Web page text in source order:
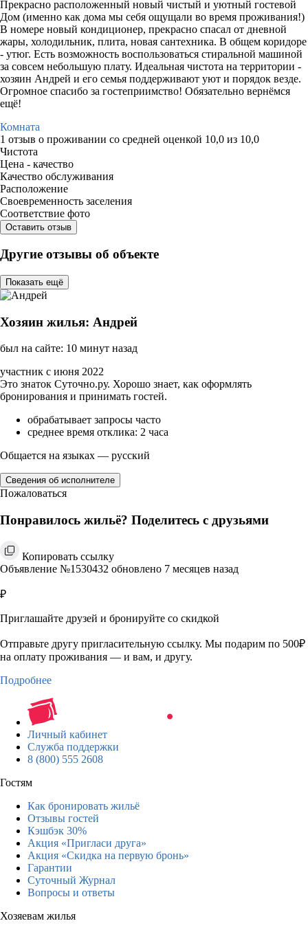
Прекрасно расположенный новый чистый и уютный гостевой
Дом (именно как дома мы себя ощущали во время проживания!)
В номере новый кондиционер, прекрасно спасал от дневной
жары, холодильник, плита, новая сантехника. В общем коридоре
- утюг. Есть возможность воспользоваться стиральной машиной
за совсем небольшую плату. Идеальная чистота на территории -
хозяин Андрей и его семья поддерживают уют и порядок везде.
Огромное спасибо за гостеприимство! Обязательно вернёмся
ещё!
Комната
1 отзыв о проживании со средней оценкой 10,0 из 10,0
Чистота
Цена - качество
Качество обслуживания
Расположение
Своевременность заселения
Соответствие фото
Оставить отзыв
Другие отзывы об объекте
Показать ещё
Хозяин жилья: Андрей
был на сайте: 10 минут назад
участник с июня 2022
Это знаток Суточно.ру. Хорошо знает, как оформлять
бронирования и принимать гостей.
обрабатывает запросы часто
среднее время отклика: 2 часа
Общается на языках — русский
Сведения об исполнителе
Пожаловаться
Понравилось жильё? Поделитесь с друзьями
Копировать ссылку
Объявление №1530432 обновлено 7 месяцев назад
₽
Приглашайте друзей и бронируйте со скидкой
Отправьте другу пригласительную ссылку. Мы подарим по 500₽
на оплату проживания — и вам, и другу.
Подробнее
Личный кабинет
Служба поддержки
8 (800) 555 2608
Гостям
Как бронировать жильё
Отзывы гостей
Кэшбэк 30%
Акция «Пригласи друга»
Акция «Скидка на первую бронь»
Гарантии
Суточный Журнал
Вопросы и ответы
Хозяевам жилья